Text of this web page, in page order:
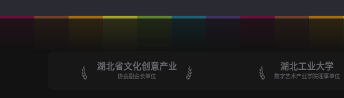
湖北省文化创意产业
协会副会长单位
湖北工业大学
数字艺术产业学院理事单位